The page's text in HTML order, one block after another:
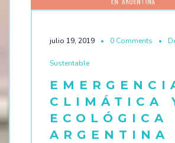
julio 19, 2019 0 Comments
Sustentable
CLIMÁTICA
ECOLÓGICA
ARGENTINA